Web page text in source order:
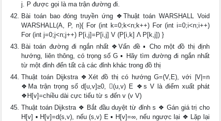
j. P được gọi là ma trận đường đi.
Bài toán bao đóng truyền ứng ❖Thuật toán WARSHALL Void
WARSHALL(A, P, n){ For (int k=0;k<n;k++) For (int i=0;i<n;i++)
For (int j=0;j<n;j++) P[i,j]=P[i,j] V (P[i,k] Λ P[k,j]) }
Bài toán đường đi ngắn nhất ❖Vấn đề ▪ Cho một đồ thị định
hướng, liên thông, có trọng số G ▪ Hãy tìm đường đi ngắn nhất
từ một đỉnh đến tất cả các đỉnh khác trong đồ thị
Thuật toán Dijkstra ❖Xét đồ thị có hướng G=(V,E), với |V|=n
❖Ma trận trọng số d[u,v]≥0, (u,v) E ❖s V là điểm xuất phát
❖H[v]=chiều dài cực tiểu từ s đến v (v V)
Thuật toán Dijkstra ❖ Bắt đầu duyệt từ đỉnh s ❖ Gán giá trị cho
H[v] ▪ H[v]=d(s,v), nếu (s,v) E ▪ H[v]=∞, nếu ngược lại ❖ Lặp lại